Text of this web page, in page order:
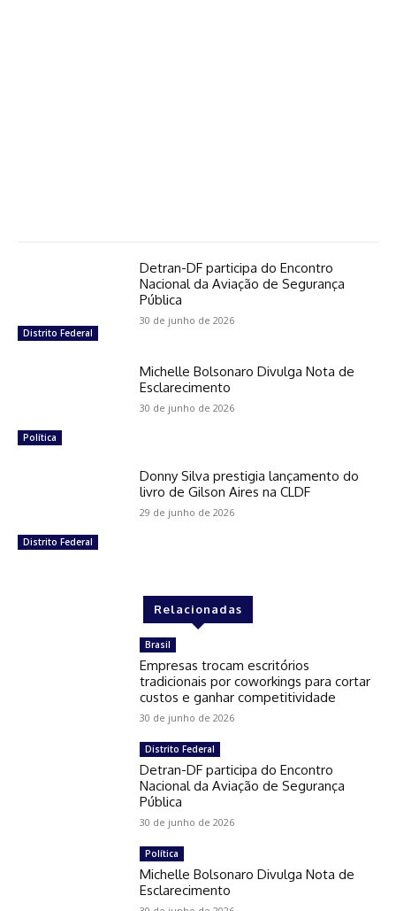
Distrito Federal
Detran-DF participa do Encontro
Nacional da Aviação de Segurança
Pública
30 de junho de 2026
Política
Michelle Bolsonaro Divulga Nota de
Esclarecimento
30 de junho de 2026
Distrito Federal
Donny Silva prestigia lançamento do
livro de Gilson Aires na CLDF
29 de junho de 2026
Relacionadas
Brasil
Empresas trocam escritórios
tradicionais por coworkings para cortar
custos e ganhar competitividade
30 de junho de 2026
Distrito Federal
Detran-DF participa do Encontro
Nacional da Aviação de Segurança
Pública
30 de junho de 2026
Política
Michelle Bolsonaro Divulga Nota de
Esclarecimento